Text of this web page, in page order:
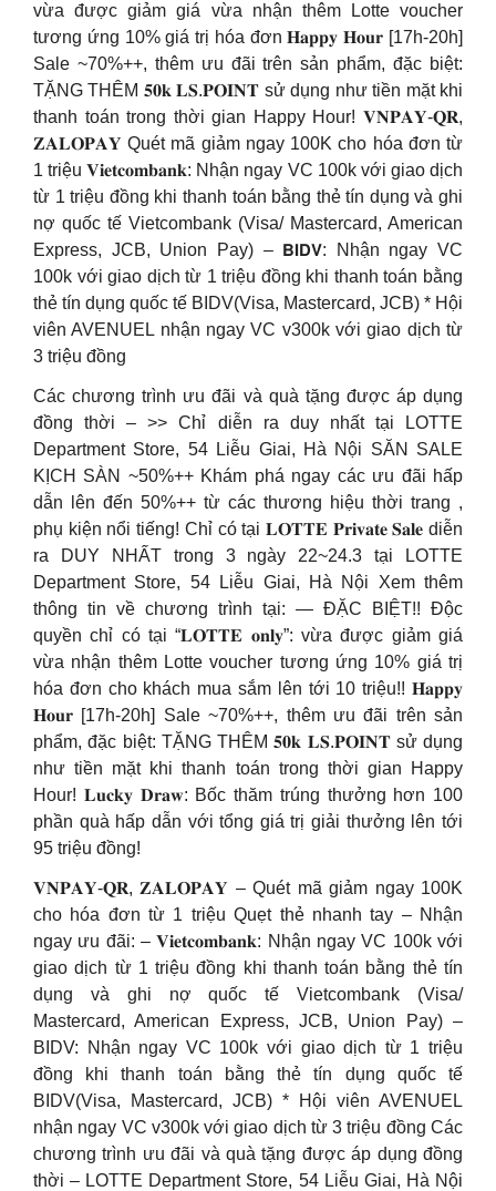
vừa được giảm giá vừa nhận thêm Lotte voucher
tương ứng 10% giá trị hóa đơn 𝐇𝐚𝐩𝐩𝐲 𝐇𝐨𝐮𝐫 [17h-20h]
Sale ~70%++, thêm ưu đãi trên sản phẩm, đặc biệt:
TẶNG THÊM 𝟓𝟎𝐤 𝐋𝐒.𝐏𝐎𝐈𝐍𝐓 sử dụng như tiền mặt khi
thanh toán trong thời gian Happy Hour! 𝐕𝐍𝐏𝐀𝐘-𝐐𝐑,
𝐙𝐀𝐋𝐎𝐏𝐀𝐘 Quét mã giảm ngay 100K cho hóa đơn từ
1 triệu 𝐕𝐢𝐞𝐭𝐜𝐨𝐦𝐛𝐚𝐧𝐤: Nhận ngay VC 100k với giao dịch
từ 1 triệu đồng khi thanh toán bằng thẻ tín dụng và ghi
nợ quốc tế Vietcombank (Visa/ Mastercard, American
Express, JCB, Union Pay) – 𝗕𝗜𝗗𝗩: Nhận ngay VC
100k với giao dịch từ 1 triệu đồng khi thanh toán bằng
thẻ tín dụng quốc tế BIDV(Visa, Mastercard, JCB) * Hội
viên AVENUEL nhận ngay VC v300k với giao dịch từ
3 triệu đồng
Các chương trình ưu đãi và quà tặng được áp dụng
đồng thời – >> Chỉ diễn ra duy nhất tại LOTTE
Department Store, 54 Liễu Giai, Hà Nội SĂN SALE
KỊCH SÀN ~50%++ Khám phá ngay các ưu đãi hấp
dẫn lên đến 50%++ từ các thương hiệu thời trang ,
phụ kiện nổi tiếng! Chỉ có tại 𝐋𝐎𝐓𝐓𝐄 𝐏𝐫𝐢𝐯𝐚𝐭𝐞 𝐒𝐚𝐥𝐞 diễn
ra DUY NHẤT trong 3 ngày 22~24.3 tại LOTTE
Department Store, 54 Liễu Giai, Hà Nội Xem thêm
thông tin về chương trình tại: — ĐẶC BIỆT!! Độc
quyền chỉ có tại “𝐋𝐎𝐓𝐓𝐄 𝐨𝐧𝐥𝐲”: vừa được giảm giá
vừa nhận thêm Lotte voucher tương ứng 10% giá trị
hóa đơn cho khách mua sắm lên tới 10 triệu!! 𝐇𝐚𝐩𝐩𝐲
𝐇𝐨𝐮𝐫 [17h-20h] Sale ~70%++, thêm ưu đãi trên sản
phẩm, đặc biệt: TẶNG THÊM 𝟓𝟎𝐤 𝐋𝐒.𝐏𝐎𝐈𝐍𝐓 sử dụng
như tiền mặt khi thanh toán trong thời gian Happy
Hour! 𝐋𝐮𝐜𝐤𝐲 𝐃𝐫𝐚𝐰: Bốc thăm trúng thưởng hơn 100
phần quà hấp dẫn với tổng giá trị giải thưởng lên tới
95 triệu đồng!
𝐕𝐍𝐏𝐀𝐘-𝐐𝐑, 𝐙𝐀𝐋𝐎𝐏𝐀𝐘 – Quét mã giảm ngay 100K
cho hóa đơn từ 1 triệu Quẹt thẻ nhanh tay – Nhận
ngay ưu đãi: – 𝐕𝐢𝐞𝐭𝐜𝐨𝐦𝐛𝐚𝐧𝐤: Nhận ngay VC 100k với
giao dịch từ 1 triệu đồng khi thanh toán bằng thẻ tín
dụng và ghi nợ quốc tế Vietcombank (Visa/
Mastercard, American Express, JCB, Union Pay) –
BIDV: Nhận ngay VC 100k với giao dịch từ 1 triệu
đồng khi thanh toán bằng thẻ tín dụng quốc tế
BIDV(Visa, Mastercard, JCB) * Hội viên AVENUEL
nhận ngay VC v300k với giao dịch từ 3 triệu đồng Các
chương trình ưu đãi và quà tặng được áp dụng đồng
thời – LOTTE Department Store, 54 Liễu Giai, Hà Nội